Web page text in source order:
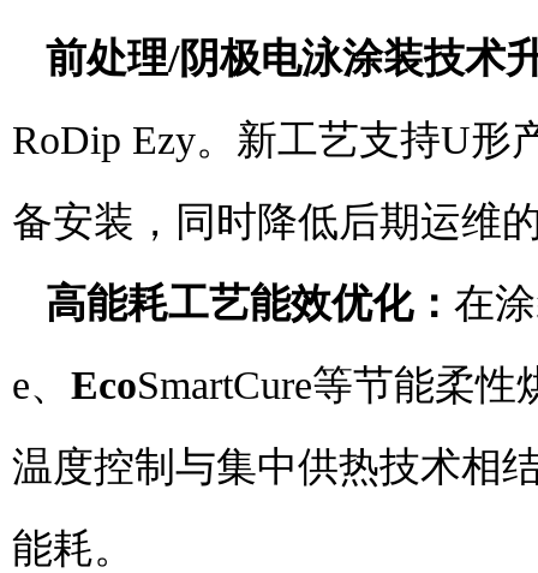
前处理/阴极电泳涂装技术
RoDip Ezy。新工艺支持U形
备安装，同时降低后期运维
高能耗工艺能效优化： 在
e、 EcoSmartCure等节能柔
温度控制与集中供热技术相
能耗。